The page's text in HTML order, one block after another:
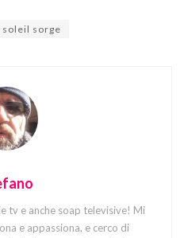
soleil sorge
tv e anche soap televisive! Mi
e appassiona, e cerco di